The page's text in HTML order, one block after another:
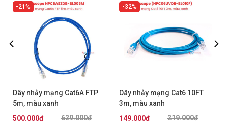
21%
Dây nhảy mạng Cat6A FTP
5m, màu xanh
AMP/Commscope629.000đ
500.000đ
32%
Dây nhảy mạng Cat6 10FT
3m, màu xanh
AMP/Commscope219.000đ
149.000đ